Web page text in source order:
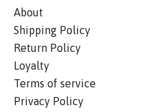
About
Shipping Policy
Return Policy
Loyalty
Terms of service
Privacy Policy